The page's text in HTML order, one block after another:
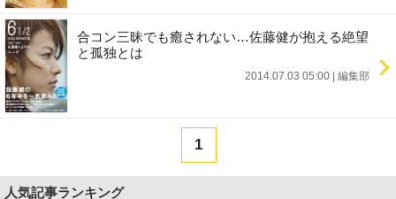
合コン三昧でも癒されない…佐藤健が抱える絶望
と孤独とは
2014.07.03 05:00 編集部
1
人気記事ランキング